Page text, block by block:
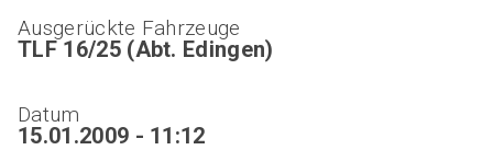
Ausgerückte Fahrzeuge
TLF 16/25 (Abt. Edingen)
Datum
15.01.2009 - 11:12